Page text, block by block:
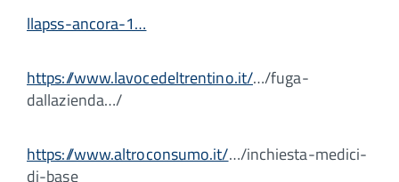
llapss-ancora-1…
https://www.lavocedeltrentino.it/…/fuga-
dallazienda…/
https://www.altroconsumo.it/…/inchiesta-medici-
di-base